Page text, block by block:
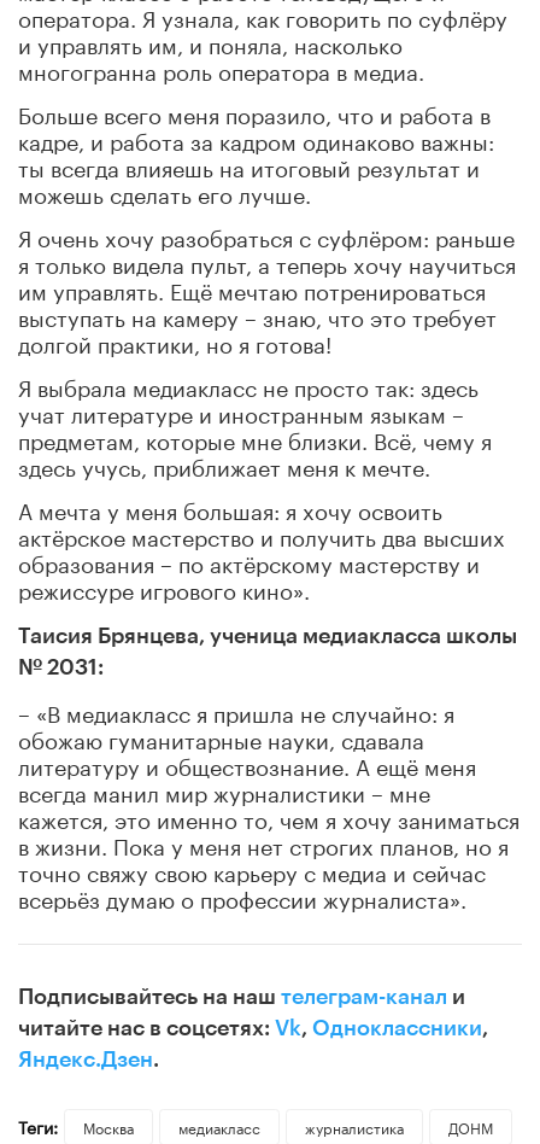
оператора. Я узнала, как говорить по суфлёру
и управлять им, и поняла, насколько
многогранна роль оператора в медиа.
Больше всего меня поразило, что и работа в
кадре, и работа за кадром одинаково важны:
ты всегда влияешь на итоговый результат и
можешь сделать его лучше.
Я очень хочу разобраться с суфлёром: раньше
я только видела пульт, а теперь хочу научиться
им управлять. Ещё мечтаю потренироваться
выступать на камеру – знаю, что это требует
долгой практики, но я готова!
Я выбрала медиакласс не просто так: здесь
учат литературе и иностранным языкам –
предметам, которые мне близки. Всё, чему я
здесь учусь, приближает меня к мечте.
А мечта у меня большая: я хочу освоить
актёрское мастерство и получить два высших
образования – по актёрскому мастерству и
режиссуре игрового кино».
Таисия Брянцева, ученица медиакласса школы
№ 2031:
– «В медиакласс я пришла не случайно: я
обожаю гуманитарные науки, сдавала
литературу и обществознание. А ещё меня
всегда манил мир журналистики – мне
кажется, это именно то, чем я хочу заниматься
в жизни. Пока у меня нет строгих планов, но я
точно свяжу свою карьеру с медиа и сейчас
всерьёз думаю о профессии журналиста».
Подписывайтесь на наш телеграм-канал и
читайте нас в соцсетях: Vk, Одноклассники,
Яндекс.Дзен.
Теги: Москва медиакласс журналистика
ДОНМ